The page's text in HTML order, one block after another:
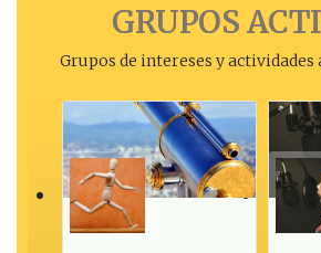
GRUPOS
Grupos de intereses y actividades